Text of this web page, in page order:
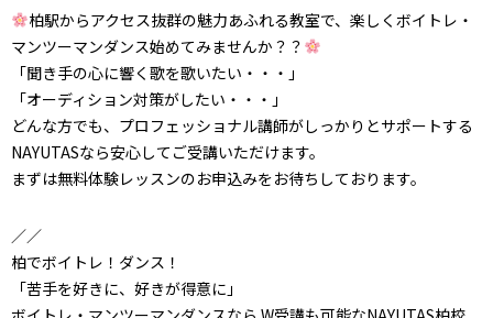
柏駅からアクセス抜群の魅力あふれる教室で、楽しくボイトレ・
マンツーマンダンス始めてみませんか？？
「聞き手の心に響く歌を歌いたい・・・」
「オーディション対策がしたい・・・」
どんな方でも、プロフェッショナル講師がしっかりとサポートする
NAYUTASなら安心してご受講いただけます。
まずは無料体験レッスンのお申込みをお待ちしております。
／／
柏でボイトレ！ダンス！
「苦手を好きに、好きが得意に」